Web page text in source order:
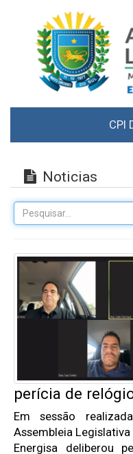
CPI
Noticias
perícia de
Em sessão
Assembleia Legislativa
Energisa deliberou